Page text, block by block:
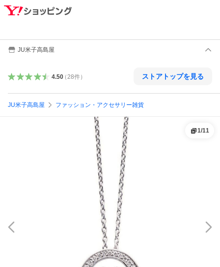
JU米子高島屋
4.50（ 28件） ストアトップを見る
JU米子高島屋 ファッション・アクセサリー雑貨
1/11